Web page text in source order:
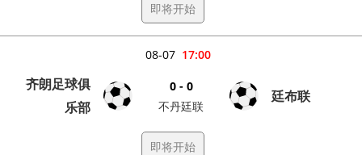
即将开始
17:00
08-07
齐朗足球俱
乐部
0 - 0
不丹廷联
廷布联
即将开始